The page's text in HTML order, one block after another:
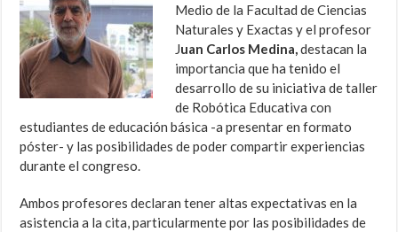
Medio de la Facultad de Ciencias
Naturales y Exactas y el profesor
Juan Carlos Medina,destacan la
importancia que ha tenido el
desarrollo de su iniciativa de taller
de Robótica Educativa con
estudiantes de educación básica -a presentar en formato
póster- y las posibilidades de poder compartir experiencias
durante el congreso.
Ambos profesores declaran tener altas expectativas en la
asistencia a la cita, particularmente por las posibilidades de